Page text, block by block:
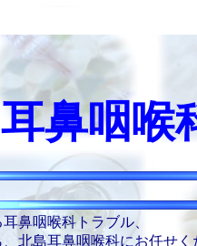
鼻咽喉
鼻咽喉科トラブル、
北島耳鼻咽喉科にお任せく